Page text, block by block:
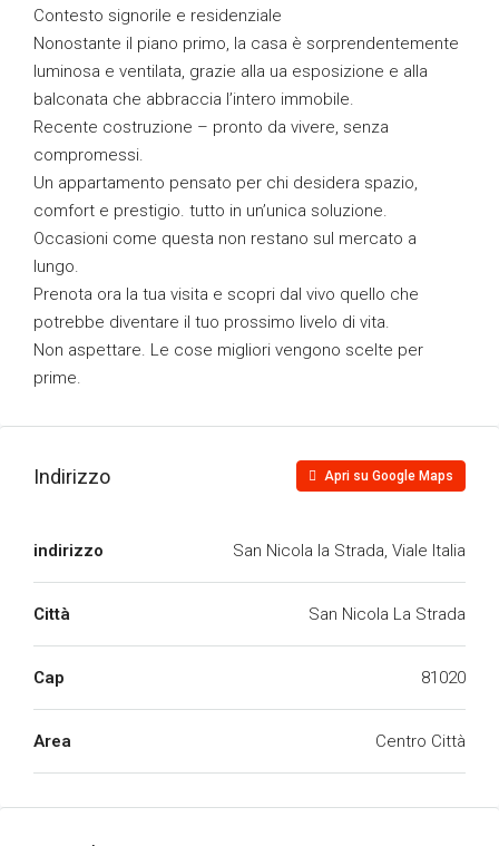
Contesto signorile e residenziale
Nonostante il piano primo, la casa è sorprendentemente
luminosa e ventilata, grazie alla ua esposizione e alla
balconata che abbraccia l’intero immobile.
Recente costruzione – pronto da vivere, senza
compromessi.
Un appartamento pensato per chi desidera spazio,
comfort e prestigio. tutto in un’unica soluzione.
Occasioni come questa non restano sul mercato a
lungo.
Prenota ora la tua visita e scopri dal vivo quello che
potrebbe diventare il tuo prossimo livelo di vita.
Non aspettare. Le cose migliori vengono scelte per
prime.
Indirizzo Apri su Google Maps
indirizzo San Nicola la Strada, Viale Italia
Città San Nicola La Strada
Cap 81020
Area Centro Città